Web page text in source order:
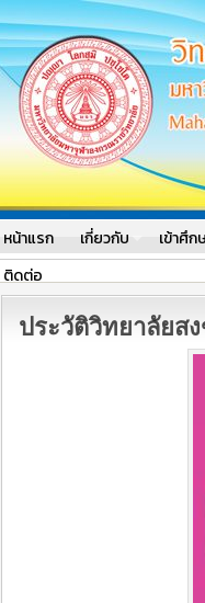
มหาวิทยาลัยมหา
มหาวิทยาลัยมหาจุฬ
หน้าแรก เกี่ยวกับ เข้าศึก
ติดต่อ
ประวัติวิทยาลัยส